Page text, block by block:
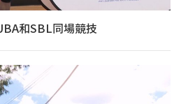
和SBL同場競技